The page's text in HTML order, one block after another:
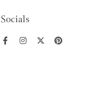
Socials